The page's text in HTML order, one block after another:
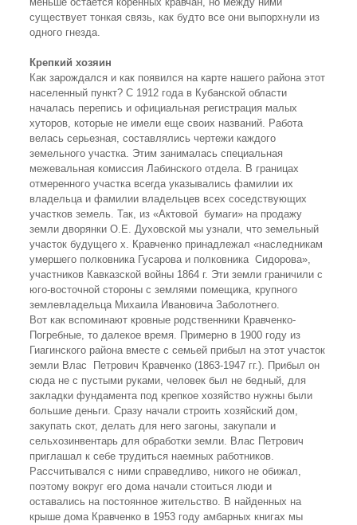
существует тонкая связь, как будто все они выпорхнули из
одного гнезда.
Крепкий хозяин
Как зарождался и как появился на карте нашего района этот
населенный пункт? С 1912 года в Кубанской области
началась перепись и официальная регистрация малых
хуторов, которые не имели еще своих названий. Работа
велась серьезная, составлялись чертежи каждого
земельного участка. Этим занималась специальная
межевальная комиссия Лабинского отдела. В границах
отмеренного участка всегда указывались фамилии их
владельца и фамилии владельцев всех соседствующих
участков земель. Так, из «Актовой бумаги» на продажу
земли дворянки О.Е. Духовской мы узнали, что земельный
участок будущего х. Кравченко принадлежал «наследникам
умершего полковника Гусарова и полковника Сидорова»,
участников Кавказской войны 1864 г. Эти земли граничили с
юго-восточной стороны с землями помещика, крупного
землевладельца Михаила Ивановича Заболотнего.
Вот как вспоминают кровные родственники Кравченко-
Погребные, то далекое время. Примерно в 1900 году из
Гиагинского района вместе с семьей прибыл на этот участок
земли Влас Петрович Кравченко (1863-1947 гг.). Прибыл он
сюда не с пустыми руками, человек был не бедный, для
закладки фундамента под крепкое хозяйство нужны были
большие деньги. Сразу начали строить хозяйский дом,
закупать скот, делать для него загоны, закупали и
сельхозинвентарь для обработки земли. Влас Петрович
приглашал к себе трудиться наемных работников.
Рассчитывался с ними справедливо, никого не обижал,
поэтому вокруг его дома начали стоиться люди и
оставались на постоянное жительство. В найденных на
крыше дома Кравченко в 1953 году амбарных книгах мы